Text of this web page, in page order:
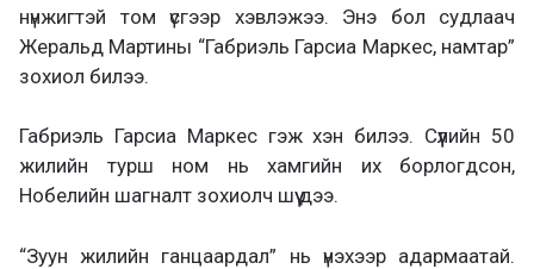
нүнжигтэй том үсгээр хэвлэжээ. Энэ бол судлаач
Жеральд Мартины “Габриэль Гарсиа Маркес, намтар”
зохиол билээ.
Габриэль Гарсиа Маркес гэж хэн билээ. Сүүлийн 50
жилийн турш ном нь хамгийн их борлогдсон,
Нобелийн шагналт зохиолч шүү дээ.
“Зуун жилийн ганцаардал” нь үнэхээр адармаатай.